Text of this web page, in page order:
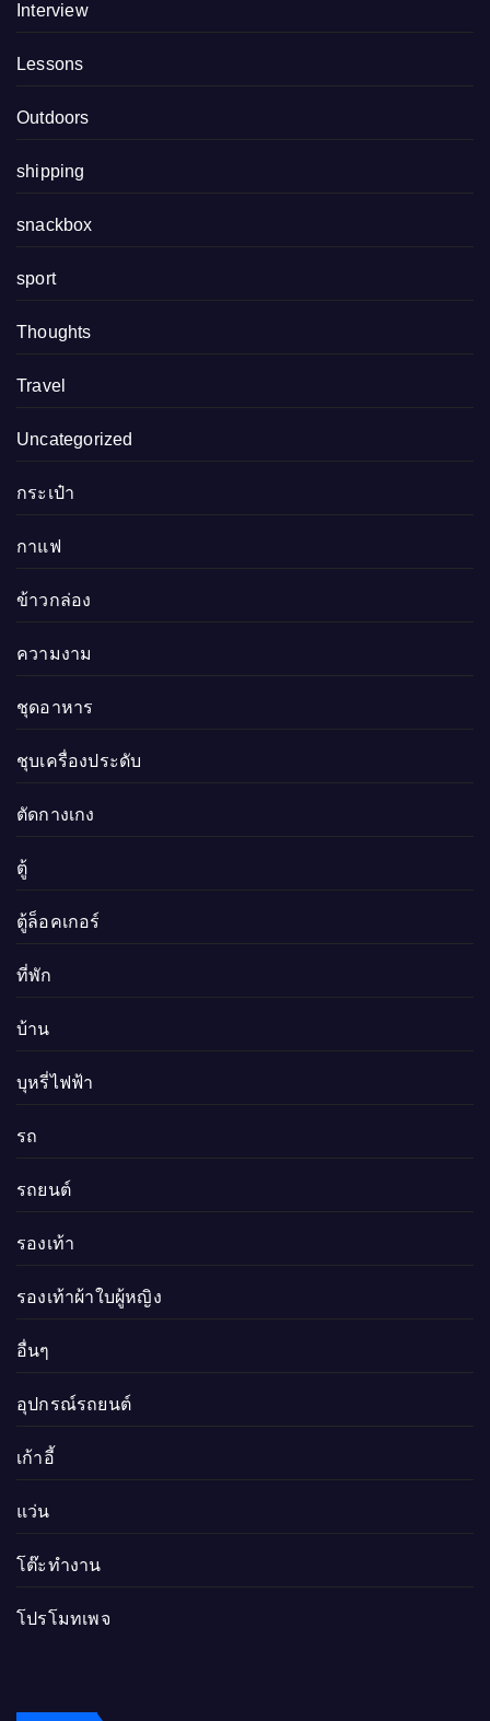
Interview
Lessons
Outdoors
shipping
snackbox
sport
Thoughts
Travel
Uncategorized
กระเป๋า
กาแฟ
ข้าวกล่อง
ความงาม
ชุดอาหาร
ชุบเครื่องประดับ
ตัดกางเกง
ตู้
ตู้ล็อคเกอร์
ที่พัก
บ้าน
บุหรี่ไฟฟ้า
รถ
รถยนต์
รองเท้า
รองเท้าผ้าใบผู้หญิง
อื่นๆ
อุปกรณ์รถยนต์
เก้าอี้
แว่น
โต๊ะทำงาน
โปรโมทเพจ